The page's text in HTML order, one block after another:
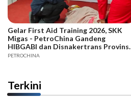
Gelar First Aid Training 2026, SKK
Migas - PetroChina Gandeng
HIBGABI dan Disnakertrans Provinsi
Jambi
PETROCHINA
Terkini